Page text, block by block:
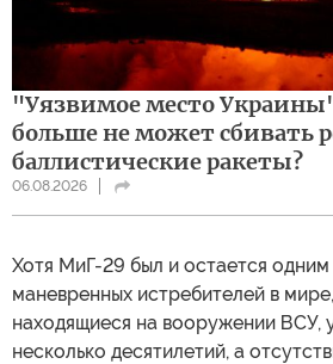
"Уязвимое место
больше не может сбивать
баллистические ракеты?
06.08.2026
Хотя МиГ-29 был и остается одним
маневренных истребителей в
находящиеся на вооружении ВСУ,
несколько десятилетий, а